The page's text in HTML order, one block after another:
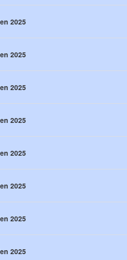
2025
2025
2025
2025
2025
2025
2025
2025